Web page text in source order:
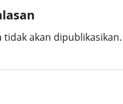
tidak akan dipublikasikan.